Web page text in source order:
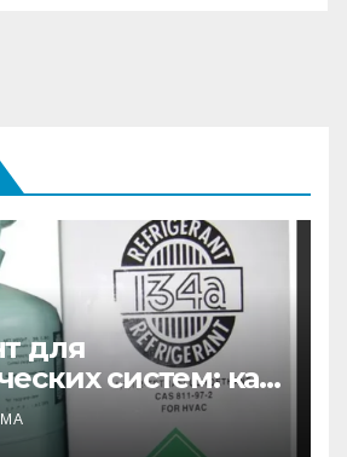
для
систем: как
купить фреон в